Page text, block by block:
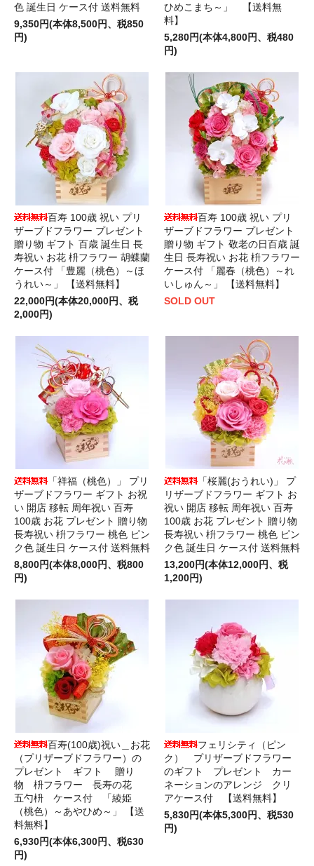
色 誕生日 ケース付 送料無料
9,350円(本体8,500円、税850
円)
ひめこまち～」 【送料無
料】
5,280円(本体4,800円、税480
円)
百寿 100歳 祝い プリ
ザーブドフラワー プレゼント
贈り物 ギフト 百歳 誕生日 長
寿祝い お花 枡フラワー 胡蝶蘭
ケース付 「豊麗（桃色）～ほ
うれい～」 【送料無料】
22,000円(本体20,000円、税
2,000円)
百寿 100歳 祝い プリ
ザーブドフラワー プレゼント
贈り物 ギフト 敬老の日百歳 誕
生日 長寿祝い お花 枡フラワー
ケース付 「麗春（桃色）～れ
いしゅん～」 【送料無料】
SOLD OUT
「祥福（桃色）」 プリ
ザーブドフラワー ギフト お祝
い 開店 移転 周年祝い 百寿
100歳 お花 プレゼント 贈り物
長寿祝い 枡フラワー 桃色 ピン
ク色 誕生日 ケース付 送料無料
8,800円(本体8,000円、税800
円)
「桜麗(おうれい)」 プ
リザーブドフラワー ギフト お
祝い 開店 移転 周年祝い 百寿
100歳 お花 プレゼント 贈り物
長寿祝い 枡フラワー 桃色 ピン
ク色 誕生日 ケース付 送料無料
13,200円(本体12,000円、税
1,200円)
百寿(100歳)祝い＿お花
（プリザーブドフラワー）の
プレゼント ギフト 贈り
物 枡フラワー 長寿の花
五勺枡 ケース付 「綾姫
（桃色）～あやひめ～」 【送
料無料】
6,930円(本体6,300円、税630
円)
フェリシティ（ピン
ク） プリザーブドフラワー
のギフト プレゼント カー
ネーションのアレンジ クリ
アケース付 【送料無料】
5,830円(本体5,300円、税530
円)